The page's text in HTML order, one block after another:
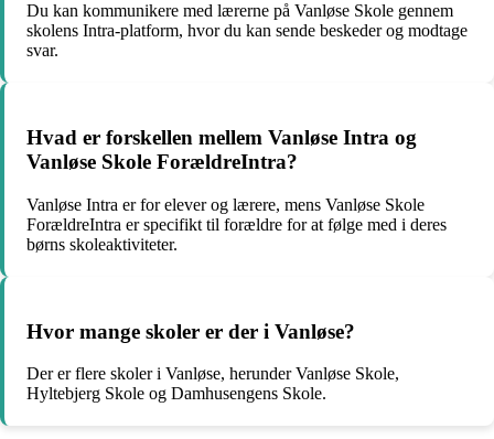
Du kan kommunikere med lærerne på Vanløse Skole gennem
skolens Intra-platform, hvor du kan sende beskeder og modtage
svar.
Hvad er forskellen mellem Vanløse Intra og
Vanløse Skole ForældreIntra?
Vanløse Intra er for elever og lærere, mens Vanløse Skole
ForældreIntra er specifikt til forældre for at følge med i deres
børns skoleaktiviteter.
Hvor mange skoler er der i Vanløse?
Der er flere skoler i Vanløse, herunder Vanløse Skole,
Hyltebjerg Skole og Damhusengens Skole.